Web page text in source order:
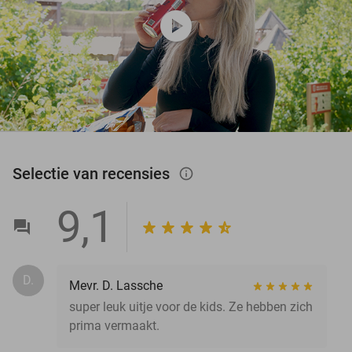
play_circle
Selectie van recensies info_outlined
9,1
D.
Mevr. D. Lassche
super leuk uitje voor de kids. Ze hebben zich
prima vermaakt.